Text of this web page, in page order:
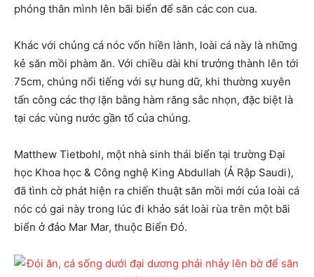
phóng thân mình lên bãi biển để săn các con cua.
Khác với chủng cá nóc vốn hiền lành, loài cá này là những
kẻ săn mồi phàm ăn. Với chiều dài khi trưởng thành lên tới
75cm, chúng nổi tiếng với sự hung dữ, khi thường xuyên
tấn công các thợ lặn bằng hàm răng sắc nhọn, đặc biệt là
tại các vùng nước gần tổ của chúng.
Matthew Tietbohl, một nhà sinh thái biển tại trường Đại
học Khoa học & Công nghệ King Abdullah (Ả Rập Saudi),
đã tình cờ phát hiện ra chiến thuật săn mồi mới của loài cá
nóc có gai này trong lúc đi khảo sát loài rùa trên một bãi
biển ở đảo Mar Mar, thuộc Biển Đỏ.